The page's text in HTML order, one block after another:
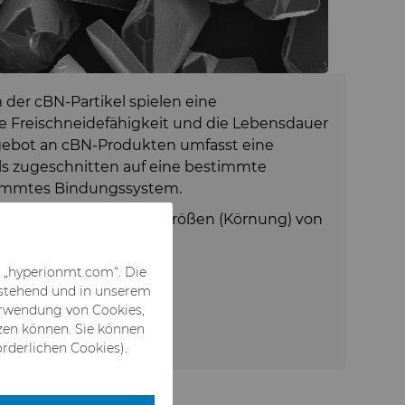
cBN-Partikel spielen eine
Freischneidefähigkeit und die Lebensdauer
an cBN-Produkten umfasst eine
zugeschnitten auf eine bestimmte
Bindungssystem.
sind in ANSI-Partikelgrößen (Körnung) von
Die
und in unserem
von Cookies,
können. Sie können
Cookies).